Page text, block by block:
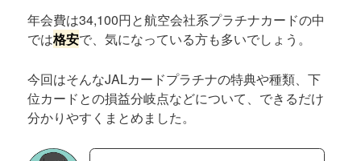
年会費は34,100円と航空会社系プラチナカードの中
では格安で、気になっている方も多いでしょう。
今回はそんなJALカードプラチナの特典や種類、下
位カードとの損益分岐点などについて、できるだけ
分かりやすくまとめました。